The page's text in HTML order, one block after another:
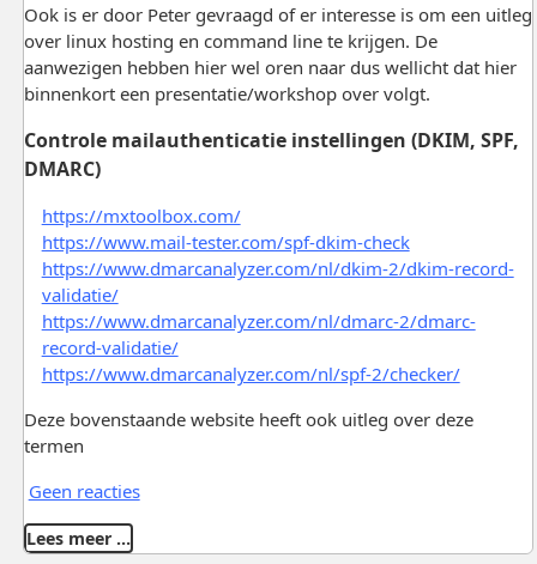
Ook is er door Peter gevraagd of er interesse is om een uitleg
over linux hosting en command line te krijgen. De
aanwezigen hebben hier wel oren naar dus wellicht dat hier
binnenkort een presentatie/workshop over volgt.
Controle mailauthenticatie instellingen (DKIM, SPF,
DMARC)
https://mxtoolbox.com/
https://www.mail-tester.com/spf-dkim-check
https://www.dmarcanalyzer.com/nl/dkim-2/dkim-record-
validatie/
https://www.dmarcanalyzer.com/nl/dmarc-2/dmarc-
record-validatie/
https://www.dmarcanalyzer.com/nl/spf-2/checker/
Deze bovenstaande website heeft ook uitleg over deze
termen
Geen reacties
Lees meer …